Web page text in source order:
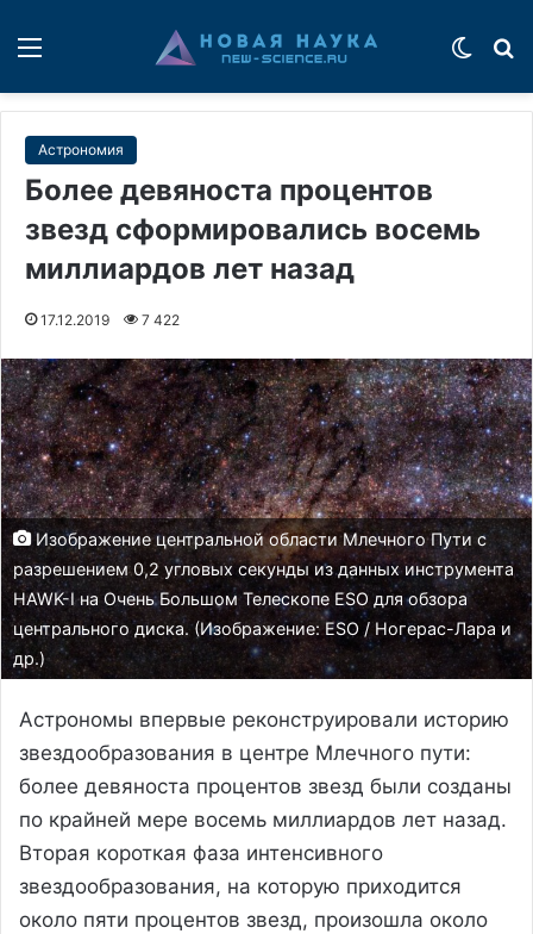
Астрономия
Более девяноста процентов
звезд сформировались восемь
миллиардов лет назад
17.12.2019 7 422
Изображение центральной области Млечного Пути с
разрешением 0,2 угловых секунды из данных инструмента
HAWK-I на Очень Большом Телескопе ESO для обзора
центрального диска. (Изображение: ESO / Ногерас-Лара и
др.)
Астрономы впервые реконструировали историю
звездообразования в центре Млечного пути:
более девяноста процентов звезд были созданы
по крайней мере восемь миллиардов лет назад.
Вторая короткая фаза интенсивного
звездообразования, на которую приходится
около пяти процентов звезд, произошла около